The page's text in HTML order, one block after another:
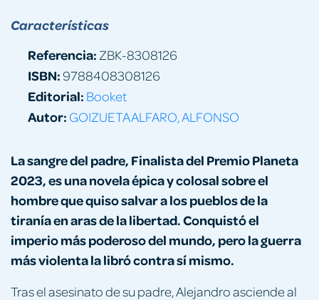
La sangre del padre, Finalista del Premio Planeta
2023, es una novela épica y colosal sobre el
hombre que quiso salvar a los pueblos de la
tiranía en aras de la libertad. Conquistó el
imperio más poderoso del mundo, pero la guerra
más violenta la libró contra sí mismo.
Tras el asesinato de su padre, Alejandro asciende al
Características
Referencia: ZBK-8308126
ISBN:9788408308126
Editorial: Booket
Autor: GOIZUETA ALFARO, ALFONSO